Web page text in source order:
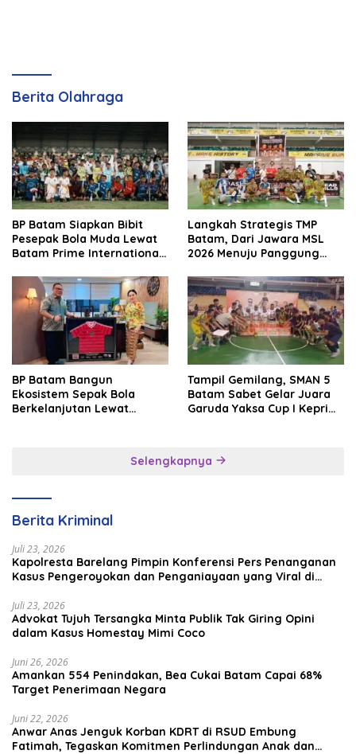
Berita Olahraga
BP Batam Siapkan Bibit
Pesepak Bola Muda Lewat
Batam Prime International
Langkah Strategis TMP
Batam, Dari Jawara MSL
2026 Menuju Panggung
BP Batam Bangun
Ekosistem Sepak Bola
Berkelanjutan Lewat
Tampil Gemilang, SMAN 5
Batam Sabet Gelar Juara
Garuda Yaksa Cup I Kepri
Selengkapnya
Berita Kriminal
Juli 23, 2026
Kapolresta Barelang Pimpin Konferensi Pers Penanganan
Kasus Pengeroyokan dan Penganiayaan yang Viral di
Juli 23, 2026
Advokat Tujuh Tersangka Minta Publik Tak Giring Opini
dalam Kasus Homestay Mimi Coco
Juni 26, 2026
Amankan 554 Penindakan, Bea Cukai Batam Capai 68%
Target Penerimaan Negara
Juni 22, 2026
Anwar Anas Jenguk Korban KDRT di RSUD Embung
Fatimah, Tegaskan Komitmen Perlindungan Anak dan